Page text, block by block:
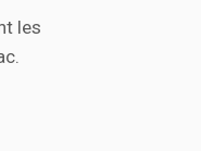
les